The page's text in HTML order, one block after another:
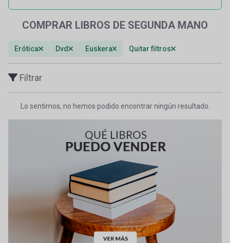
COMPRAR LIBROS DE SEGUNDA MANO
Erótica Dvd Euskera Quitar filtros
Filtrar
Lo sentimos, no hemos podido encontrar ningún resultado.